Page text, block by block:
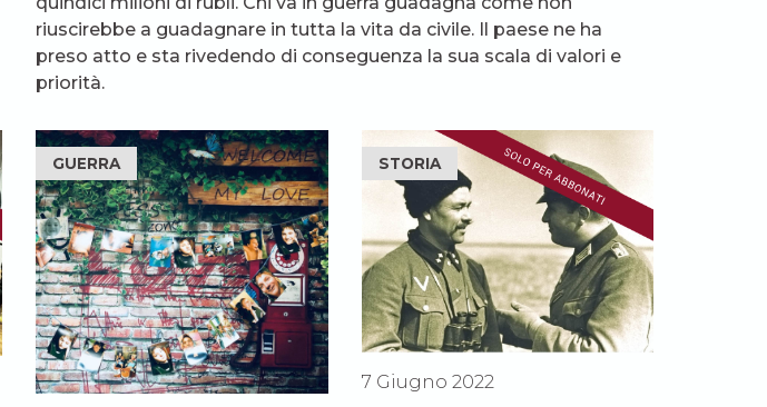
riuscirebbe a guadagnare in tutta la vita da civile. Il paese ne ha
preso atto e sta rivedendo di conseguenza la sua scala di valori e
priorità.
GUERRA STORIA
7 Giugno 2022